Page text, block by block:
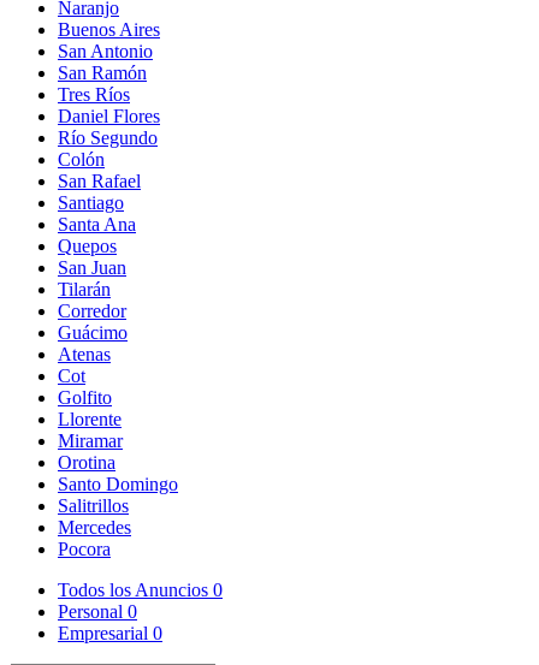
Naranjo
Buenos Aires
San Antonio
San Ramón
Tres Ríos
Daniel Flores
Río Segundo
Colón
San Rafael
Santiago
Santa Ana
Quepos
San Juan
Tilarán
Corredor
Guácimo
Atenas
Cot
Golfito
Llorente
Miramar
Orotina
Santo Domingo
Salitrillos
Mercedes
Pocora
Todos los Anuncios 0
Personal 0
Empresarial 0